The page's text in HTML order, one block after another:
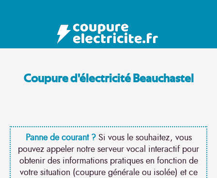
Coupure d'électricité Beauchastel
Panne de courant ?Si vous le souhaitez, vous
pouvez appeler notre serveur vocal interactif pour
obtenir des informations pratiques en fonction de
votre situation (coupure générale ou isolée) et ce